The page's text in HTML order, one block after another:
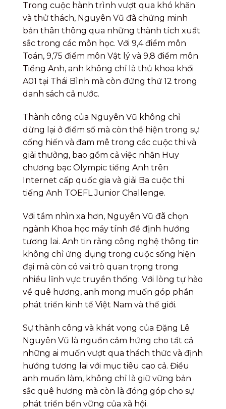
Trong cuộc hành trình vượt qua khó khăn
và thử thách, Nguyên Vũ đã chứng minh
bản thân thông qua những thành tích xuất
sắc trong các môn học. Với 9,4 điểm môn
Toán, 9,75 điểm môn Vật lý và 9,8 điểm môn
Tiếng Anh, anh không chỉ là thủ khoa khối
A01 tại Thái Bình mà còn đứng thứ 12 trong
danh sách cả nước.
Thành công của Nguyên Vũ không chỉ
dừng lại ở điểm số mà còn thể hiện trong sự
cống hiến và đam mê trong các cuộc thi và
giải thưởng, bao gồm cả việc nhận Huy
chương bạc Olympic tiếng Anh trên
Internet cấp quốc gia và giải Ba cuộc thi
tiếng Anh TOEFL Junior Challenge.
Với tầm nhìn xa hơn, Nguyên Vũ đã chọn
ngành Khoa học máy tính để định hướng
tương lai. Anh tin rằng công nghệ thông tin
không chỉ ứng dụng trong cuộc sống hiện
đại mà còn có vai trò quan trọng trong
nhiều lĩnh vực truyền thống. Với lòng tự hào
về quê hương, anh mong muốn góp phần
phát triển kinh tế Việt Nam và thế giới.
Sự thành công và khát vọng của Đặng Lê
Nguyên Vũ là nguồn cảm hứng cho tất cả
những ai muốn vượt qua thách thức và định
hướng tương lai với mục tiêu cao cả. Điều
anh muốn làm, không chỉ là giữ vững bản
sắc quê hương mà còn là đóng góp cho sự
phát triển bền vững của xã hội.